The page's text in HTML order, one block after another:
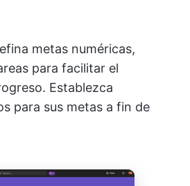
metas numéricas,
para facilitar el
Establezca
para sus metas a fin de